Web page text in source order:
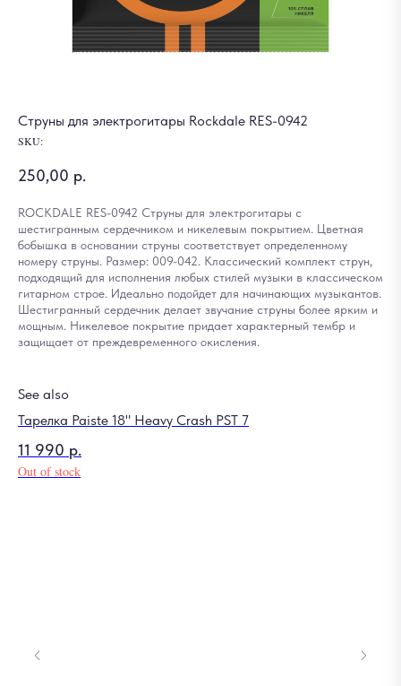
Струны для электрогитары Rockdale RES-0942
SKU:
250,00 р.
ROCKDALE RES-0942 Струны для электрогитары с
шестигранным сердечником и никелевым покрытием. Цветная
бобышка в основании струны соответствует определенному
номеру струны. Размер: 009-042. Классический комплект струн,
подходящий для исполнения любых стилей музыки в классическом
гитарном строе. Идеально подойдет для начинающих музыкантов.
Шестигранный сердечник делает звучание струны более ярким и
мощным. Никелевое покрытие придает характерный тембр и
защищает от преждевременного окисления.
See also
Тарелка Paiste 18" Heavy Crash PST 7
11 990 р.
Out of stock